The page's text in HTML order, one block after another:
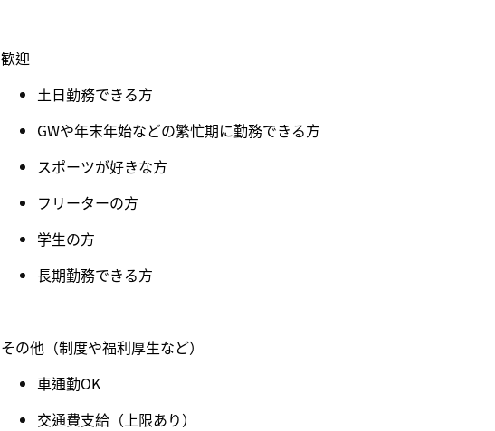
歓迎
土日勤務できる方
GWや年末年始などの繁忙期に勤務できる方
スポーツが好きな方
フリーターの方
学生の方
長期勤務できる方
その他（制度や福利厚生など）
車通勤OK
交通費支給（上限あり）